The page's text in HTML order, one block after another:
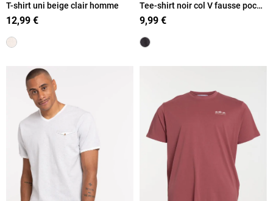
T-shirt uni beige clair homme
12,99 €
Tee-shirt noir col V fausse poche
homme
9,99 €